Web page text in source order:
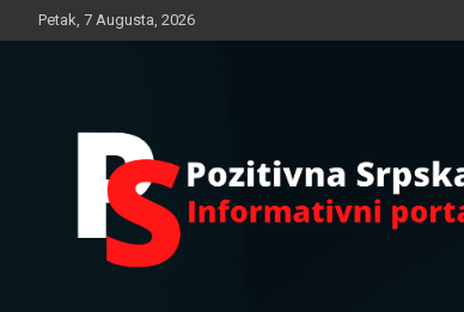
to
Petak, 7 Augusta, 2026